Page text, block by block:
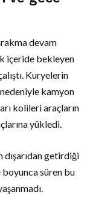
devam
içeride bekleyen
Kuryelerin
kamyon
kolileri araçların
yükledi.
getirdiği
süren bu